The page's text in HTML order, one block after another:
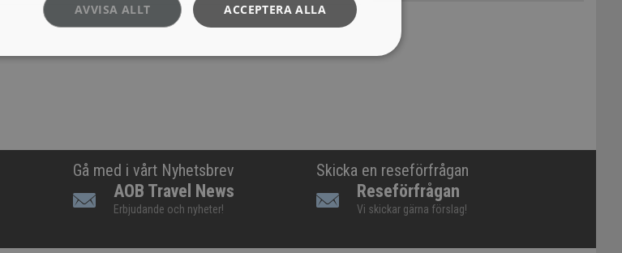
Gå med i vårt Nyhetsbrev
AOB Travel News
Erbjudande och nyheter!
Skicka en reseförfrågan
Reseförfrågan
Vi skickar gärna förslag!
ACCEPTERA ALLA
AVVISA ALLT